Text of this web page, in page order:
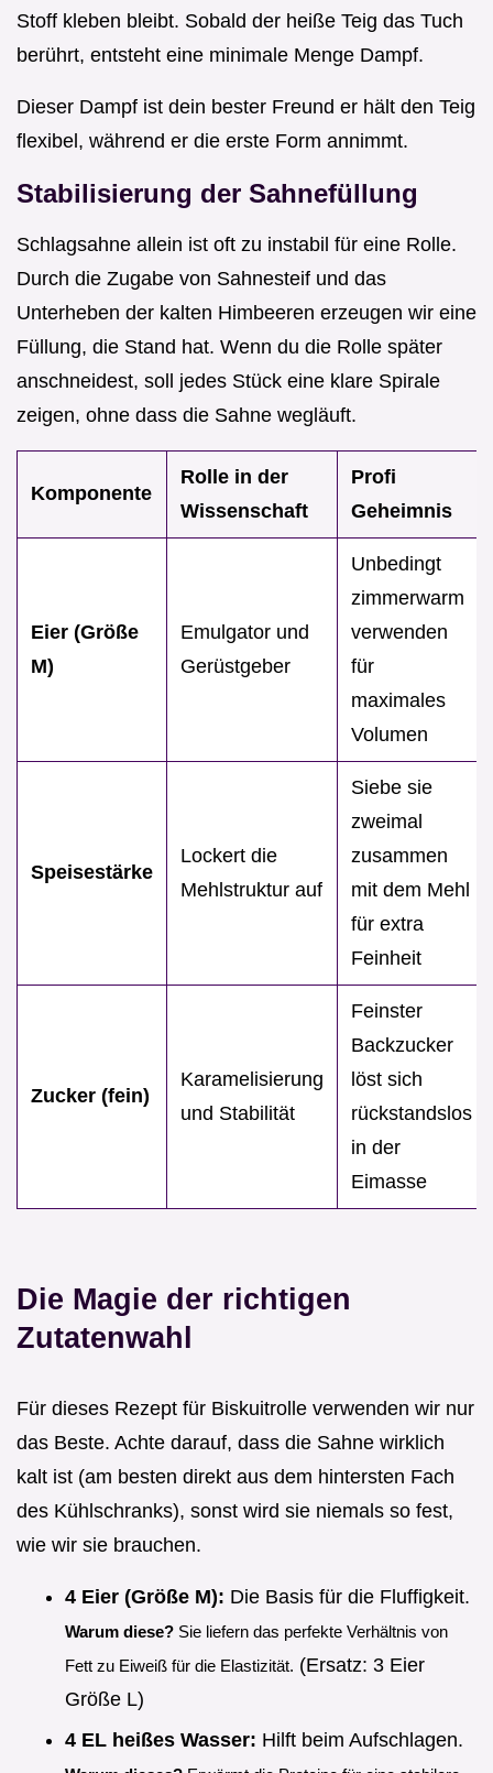
Stoff kleben bleibt. Sobald der heiße Teig das Tuch
berührt, entsteht eine minimale Menge Dampf.
Dieser Dampf ist dein bester Freund er hält den Teig
flexibel, während er die erste Form annimmt.
Stabilisierung der Sahnefüllung
Schlagsahne allein ist oft zu instabil für eine Rolle.
Durch die Zugabe von Sahnesteif und das
Unterheben der kalten Himbeeren erzeugen wir eine
Füllung, die Stand hat. Wenn du die Rolle später
anschneidest, soll jedes Stück eine klare Spirale
zeigen, ohne dass die Sahne wegläuft.
Komponente
Rolle in der
Wissenschaft
Profi
Geheimnis
Eier (Größe
M)
Emulgator und
Gerüstgeber
Unbedingt
zimmerwarm
verwenden
für
maximales
Volumen
Speisestärke
Lockert die
Mehlstruktur auf
Siebe sie
zweimal
zusammen
mit dem Mehl
für extra
Feinheit
Zucker (fein)
Karamelisierung
und Stabilität
Feinster
Backzucker
löst sich
rückstandslos
in der
Eimasse
Die Magie der richtigen
Zutatenwahl
Für dieses Rezept für Biskuitrolle verwenden wir nur
das Beste. Achte darauf, dass die Sahne wirklich
kalt ist (am besten direkt aus dem hintersten Fach
des Kühlschranks), sonst wird sie niemals so fest,
wie wir sie brauchen.
4 Eier (Größe M): Die Basis für die Fluffigkeit.
Warum diese? Sie liefern das perfekte Verhältnis von
Fett zu Eiweiß für die Elastizität. (Ersatz: 3 Eier
Größe L)
4 EL heißes Wasser: Hilft beim Aufschlagen.